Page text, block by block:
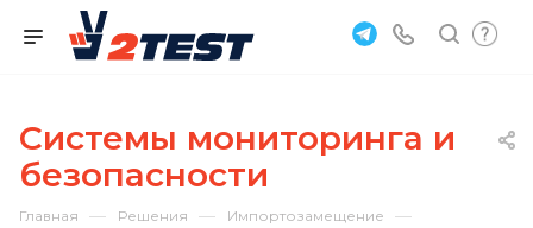
Системы мониторинга и
безопасности
Главная — Решения — Импортозамещение —